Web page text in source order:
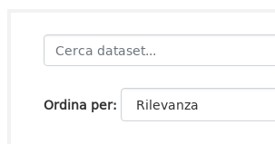
Ordina per